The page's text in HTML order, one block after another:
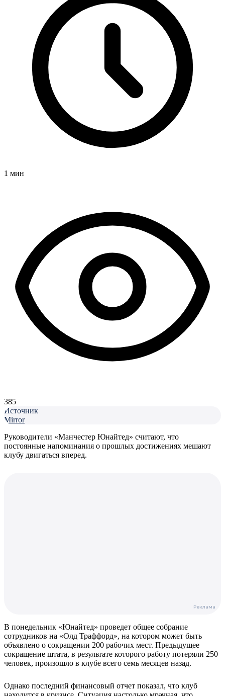
1 мин
385
Источник
Mirror
Руководители «Манчестер Юнайтед» считают, что
постоянные напоминания о прошлых достижениях мешают
клубу двигаться вперед.
В понедельник «Юнайтед» проведет общее собрание
сотрудников на «Олд Траффорд», на котором может быть
объявлено о сокращении 200 рабочих мест. Предыдущее
сокращение штата, в результате которого работу потеряли 250
человек, произошло в клубе всего семь месяцев назад.
Однако последний финансовый отчет показал, что клуб